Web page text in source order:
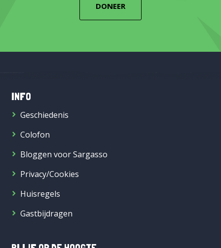
DONEER
INFO
Geschiedenis
Colofon
Bloggen voor Sargasso
Privacy/Cookies
Huisregels
Gastbijdragen